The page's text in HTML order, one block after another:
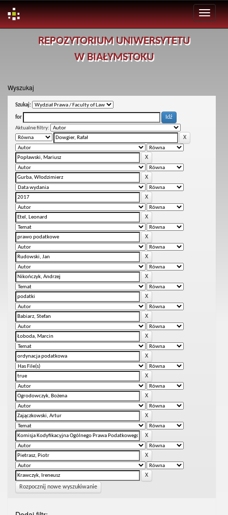
REPOZYTORIUM UNIWERSYTETU
W BIAŁYMSTOKU
Wyszukaj
Szukaj:
for
Aktualne filtry:
Rozpocznij nowe wyszukiwanie